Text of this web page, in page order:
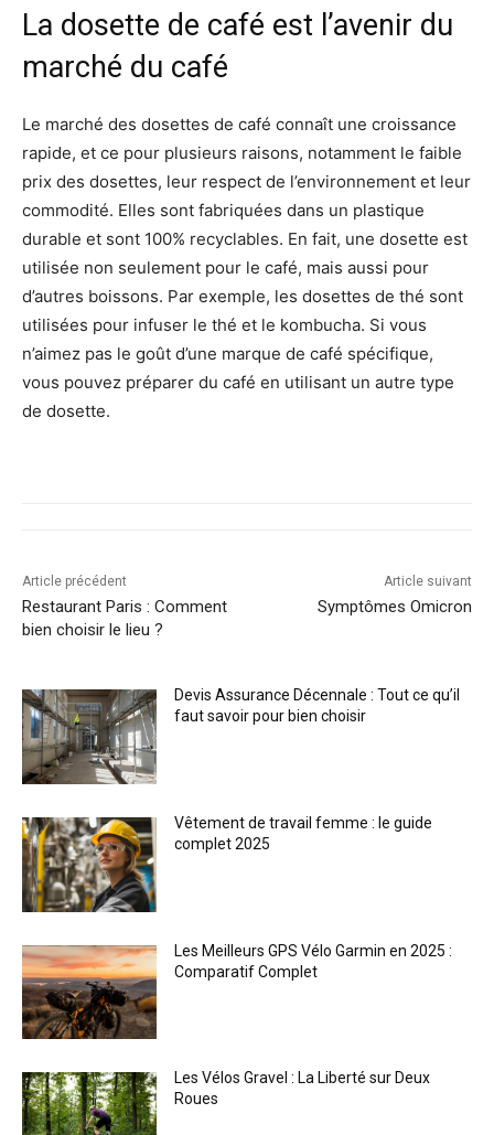
La dosette de café est l’avenir du
marché du café
Le marché des dosettes de café connaît une croissance
rapide, et ce pour plusieurs raisons, notamment le faible
prix des dosettes, leur respect de l’environnement et leur
commodité. Elles sont fabriquées dans un plastique
durable et sont 100% recyclables. En fait, une dosette est
utilisée non seulement pour le café, mais aussi pour
d’autres boissons. Par exemple, les dosettes de thé sont
utilisées pour infuser le thé et le kombucha. Si vous
n’aimez pas le goût d’une marque de café spécifique,
vous pouvez préparer du café en utilisant un autre type
de dosette.
Article précédent
Restaurant Paris : Comment
bien choisir le lieu ?
Article suivant
Symptômes Omicron
Devis Assurance Décennale : Tout ce qu’il
faut savoir pour bien choisir
Vêtement de travail femme : le guide
complet 2025
Les Meilleurs GPS Vélo Garmin en 2025 :
Comparatif Complet
Les Vélos Gravel : La Liberté sur Deux
Roues